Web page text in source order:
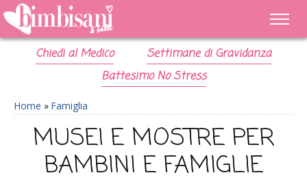
Chiedi al Medico
Settimane di Gravidanza
Battesimo No Stress
Home » Famiglia
MUSEI E MOSTRE PER
BAMBINI E FAMIGLIE